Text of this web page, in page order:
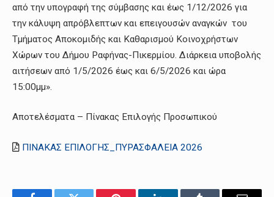
από την υπογραφή της σύμβασης και έως 1/12/2026 για
την κάλυψη απρόβλεπτων και επειγουσών αναγκών του
Τμήματος Αποκομιδής και Καθαρισμού Κοινοχρήστων
Χώρων του Δήμου Ραφήνας-Πικερμίου. Διάρκεια υποβολής
αιτήσεων από 1/5/2026 έως και 6/5/2026 και ώρα
15:00μμ».
Αποτελέσματα – Πίνακας Επιλογής Προσωπικού
ΠΙΝΑΚΑΣ ΕΠΙΛΟΓΗΣ_ΠΥΡΑΣΦΑΛΕΙΑ 2026